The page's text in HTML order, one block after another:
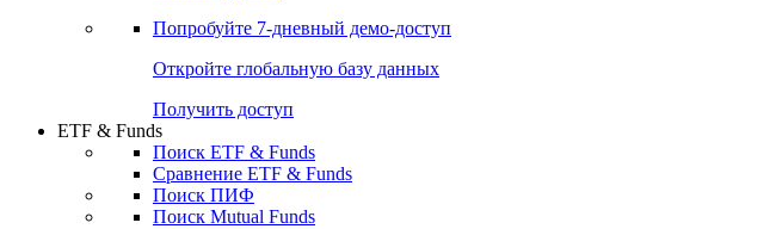
Попробуйте 7-дневный демо-доступ
Откройте глобальную базу данных
Получить доступ
ETF & Funds
Поиск ETF & Funds
Сравнение ETF & Funds
Поиск ПИФ
Поиск Mutual Funds